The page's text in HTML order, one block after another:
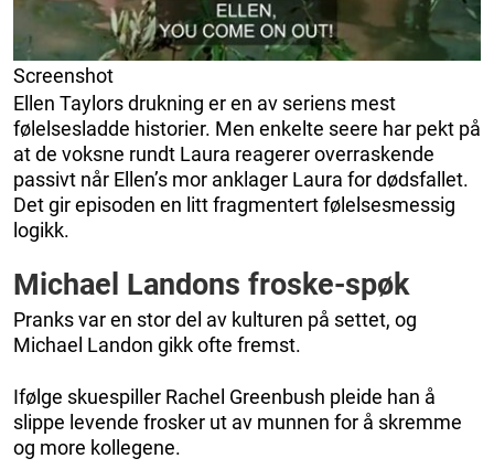
Screenshot
Ellen Taylors drukning er en av seriens mest
følelsesladde historier. Men enkelte seere har pekt på
at de voksne rundt Laura reagerer overraskende
passivt når Ellen’s mor anklager Laura for dødsfallet.
Det gir episoden en litt fragmentert følelsesmessig
logikk.
Michael Landons froske-spøk
Pranks var en stor del av kulturen på settet, og
Michael Landon gikk ofte fremst.
Ifølge skuespiller Rachel Greenbush pleide han å
slippe levende frosker ut av munnen for å skremme
og more kollegene.